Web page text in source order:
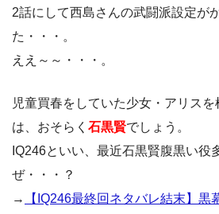
2話にして西島さんの武闘派設定が
た・・・。
ええ～～・・・。
児童買春をしていた少女・アリスを
は、おそらく 石黒賢でしょう。
IQ246といい、最近石黒賢腹黒い役
ぜ・・・？
→
【IQ246最終回ネタバレ結末】黒